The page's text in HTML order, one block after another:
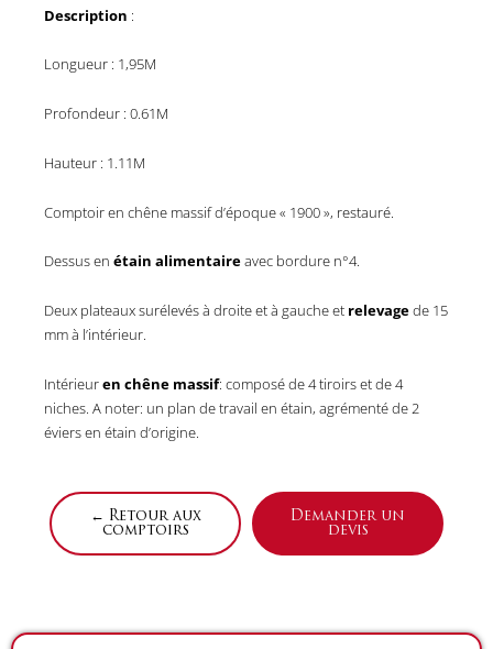
Description :
Longueur : 1,95M
Profondeur : 0.61M
Hauteur : 1.11M
Comptoir en chêne massif d’époque « 1900 », restauré.
Dessus en étain alimentaireavec bordure n°4.
Deux plateaux surélevés à droite et à gauche et relevagede 15
mm à l’intérieur.
Intérieuren chêne massif: composé de 4 tiroirs et de 4
niches. A noter: un plan de travail en étain, agrémenté de 2
éviers en étain d’origine.
← Retour aux
comptoirs
Demander un
devis